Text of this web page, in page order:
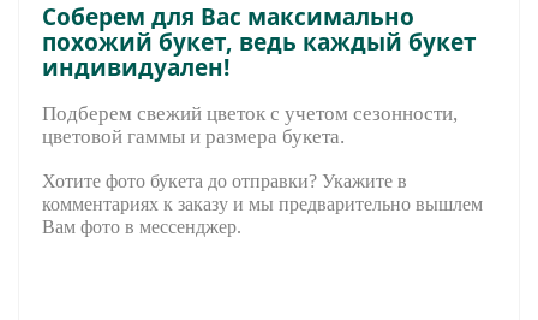
Соберем для Вас максимально
похожий букет, ведь каждый букет
индивидуален!
Подберем свежий цветок с учетом сезонности,
цветовой гаммы и размера букета.
Хотите фото букета до отправки? Укажите в
комментариях к заказу и мы предварительно вышлем
Вам фото в мессенджер.